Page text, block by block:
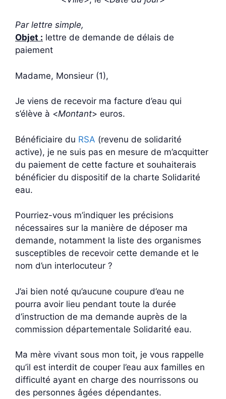
Par lettre simple,
Objet : lettre de demande de délais de
paiement
Madame, Monsieur (1),
Je viens de recevoir ma facture d’eau qui
s’élève à <Montant> euros.
Bénéficiaire du RSA (revenu de solidarité
active), je ne suis pas en mesure de m’acquitter
du paiement de cette facture et souhaiterais
bénéficier du dispositif de la charte Solidarité
eau.
Pourriez-vous m’indiquer les précisions
nécessaires sur la manière de déposer ma
demande, notamment la liste des organismes
susceptibles de recevoir cette demande et le
nom d’un interlocuteur ?
J’ai bien noté qu’aucune coupure d’eau ne
pourra avoir lieu pendant toute la durée
d’instruction de ma demande auprès de la
commission départementale Solidarité eau.
Ma mère vivant sous mon toit, je vous rappelle
qu’il est interdit de couper l’eau aux familles en
difficulté ayant en charge des nourrissons ou
des personnes âgées dépendantes.